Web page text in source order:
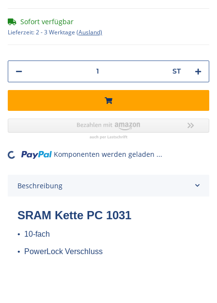
Sofort verfügbar
Lieferzeit:2 - 3 Werktage (Ausland)
ST
Loading... Komponenten werden geladen ...
Beschreibung
SRAM Kette PC 1031
• 10-fach
• PowerLock Verschluss